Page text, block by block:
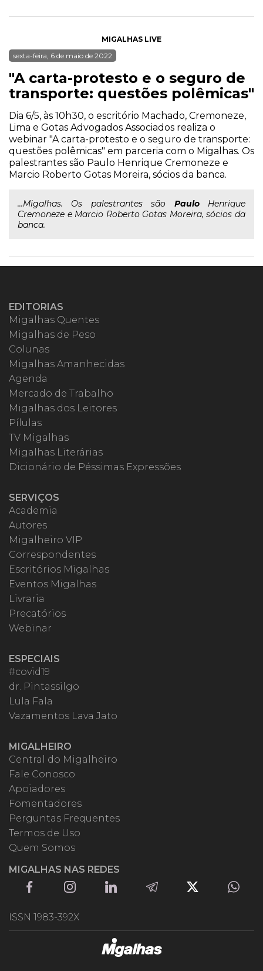
MIGALHAS LIVE
sexta-feira, 6 de maio de 2022
"A carta-protesto e o seguro de
transporte: questões polêmicas"
Dia 6/5, às 10h30, o escritório Machado, Cremoneze,
Lima e Gotas Advogados Associados realiza o
webinar "A carta-protesto e o seguro de transporte:
questões polêmicas" em parceria com o Migalhas. Os
palestrantes são Paulo Henrique Cremoneze e
Marcio Roberto Gotas Moreira, sócios da banca.
...Migalhas. Os palestrantes são PauloHenrique
Cremoneze e Marcio Roberto Gotas Moreira, sócios da
banca.
EDITORIAS
Migalhas Quentes
Migalhas de Peso
Colunas
Migalhas Amanhecidas
Agenda
Mercado de Trabalho
Migalhas dos Leitores
Pílulas
TV Migalhas
Migalhas Literárias
Dicionário de Péssimas Expressões
SERVIÇOS
Academia
Autores
Migalheiro VIP
Correspondentes
Escritórios Migalhas
Eventos Migalhas
Livraria
Precatórios
Webinar
ESPECIAIS
#covid19
dr. Pintassilgo
Lula Fala
Vazamentos Lava Jato
MIGALHEIRO
Central do Migalheiro
Fale Conosco
Apoiadores
Fomentadores
Perguntas Frequentes
Termos de Uso
Quem Somos
MIGALHAS NAS REDES
ISSN 1983-392X